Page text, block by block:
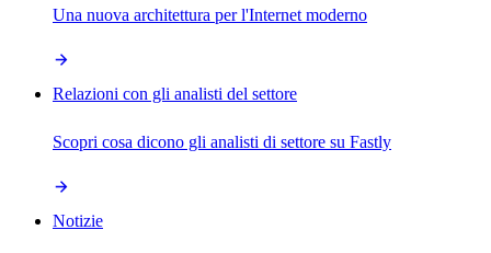
Una nuova architettura per l'Internet moderno
Relazioni con gli analisti del settore
Scopri cosa dicono gli analisti di settore su Fastly
Notizie